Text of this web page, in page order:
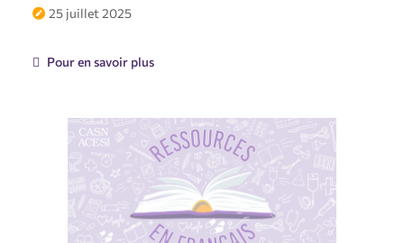
25 juillet 2025
Pour en savoir plus